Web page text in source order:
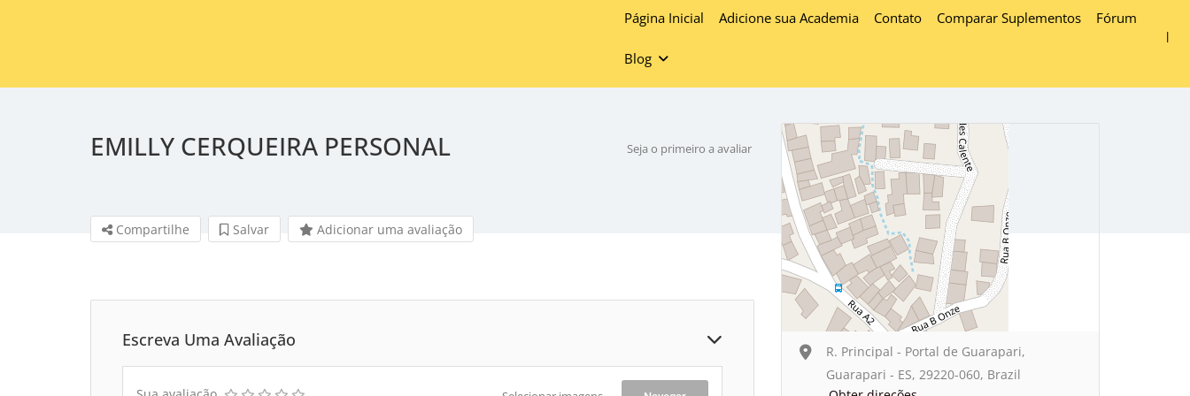
Página Inicial Adicione sua Academia Contato Comparar Suplementos Fórum
Blog
EMILLY CERQUEIRA PERSONAL Seja o primeiro a avaliar
Compartilhe Salvar Adicionar uma avaliação
Escreva Uma Avaliação
R. Principal - Portal de Guarapari,
Guarapari - ES, 29220-060, Brazil